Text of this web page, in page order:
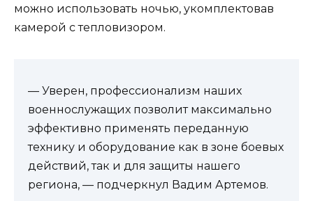
можно использовать ночью, укомплектовав
камерой с тепловизором.
— Уверен, профессионализм наших
военнослужащих позволит максимально
эффективно применять переданную
технику и оборудование как в зоне боевых
действий, так и для защиты нашего
региона, — подчеркнул Вадим Артемов.